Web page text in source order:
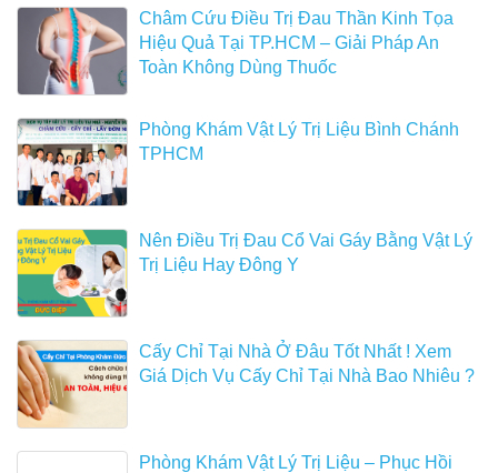
Châm Cứu Điều Trị Đau Thần Kinh Tọa
Hiệu Quả Tại TP.HCM – Giải Pháp An
Toàn Không Dùng Thuốc
Phòng Khám Vật Lý Trị Liệu Bình Chánh
TPHCM
Nên Điều Trị Đau Cổ Vai Gáy Bằng Vật Lý
Trị Liệu Hay Đông Y
Cấy Chỉ Tại Nhà Ở Đâu Tốt Nhất ! Xem
Giá Dịch Vụ Cấy Chỉ Tại Nhà Bao Nhiêu ?
Phòng Khám Vật Lý Trị Liệu – Phục Hồi